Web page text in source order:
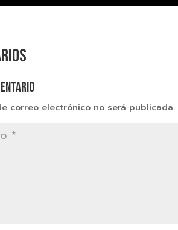
correo electrónico no será publicada.